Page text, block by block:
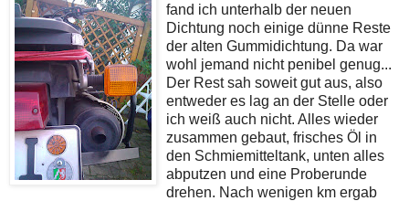
fand ich unterhalb der neuen
Dichtung noch einige dünne Reste
der alten Gummidichtung. Da war
wohl jemand nicht penibel genug...
Der Rest sah soweit gut aus, also
entweder es lag an der Stelle oder
ich weiß auch nicht. Alles wieder
zusammen gebaut, frisches Öl in
den Schmiemitteltank, unten alles
abputzen und eine Proberunde
drehen. Nach wenigen km ergab